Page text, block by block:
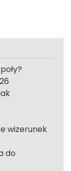
wizerunek
do